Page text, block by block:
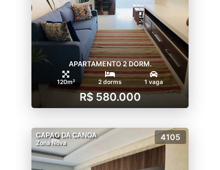
APARTAMENTO 2 DORM.
120m² 2 dorms 1 vaga
R$ 580.000
CAPAO DA CANOA
Zona Nova
4105